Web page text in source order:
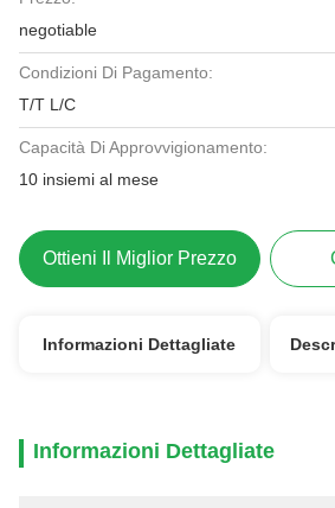
negotiable
Condizioni Di Pagamento:
T/T L/C
Capacità Di Approvvigionamento:
10 insiemi al mese
Ottieni Il Miglior Prezzo
Informazioni Dettagliate
Informazioni Dettagliate